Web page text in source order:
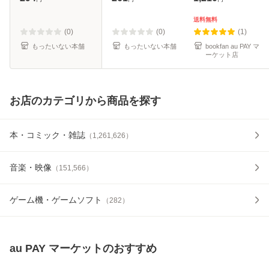
(0)
もったいない本舗
(0)
もったいない本舗
送料無料
(1)
bookfan au PAY マ
ーケット店
お店のカテゴリから商品を探す
本・コミック・雑誌 （ 1,261,626 ）
音楽・映像 （ 151,566 ）
ゲーム機・ゲームソフト （282 ）
au PAY マーケットのおすすめ